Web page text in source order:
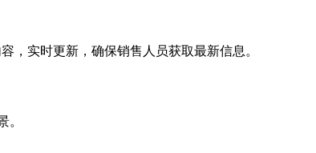
，实时更新，确保销售人员获取最新信息。
。